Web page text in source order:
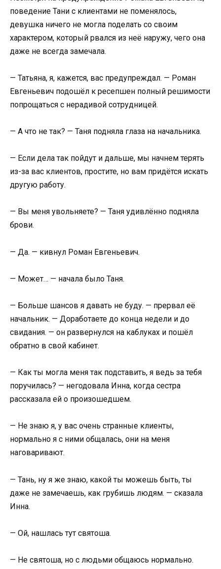
поведение Тани с клиентами не поменялось,
девушка ничего не могла поделать со своим
характером, который рвался из неё наружу, чего она
даже не всегда замечала.
— Татьяна, я, кажется, вас предупреждал. — Роман
Евгеньевич подошёл к ресепшен полный решимости
попрощаться с нерадивой сотрудницей.
— А что не так? — Таня подняла глаза на начальника.
— Если дела так пойдут и дальше, мы начнем терять
из-за вас клиентов, простите, но вам придётся искать
другую работу.
— Вы меня увольняете? — Таня удивлённо подняла
брови.
— Да. — кивнул Роман Евгеньевич.
— Может… — начала было Таня.
— Больше шансов я давать не буду. — прервал её
начальник. — Доработаете до конца недели и до
свидания. — он развернулся на каблуках и пошёл
обратно в свой кабинет.
— Как ты могла меня так подставить, я ведь за тебя
поручилась? — негодовала Инна, когда сестра
рассказала ей о произошедшем.
— Не знаю я, у вас очень странные клиенты,
нормально я с ними общалась, они на меня
наговаривают.
— Тань, ну я же знаю, какой ты можешь быть, ты
даже не замечаешь, как грубишь людям. — сказала
Инна.
— Ой, нашлась тут святоша.
— Не святоша, но с людьми общаюсь нормально.